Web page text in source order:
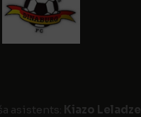
asistents: Kiazo Leladze